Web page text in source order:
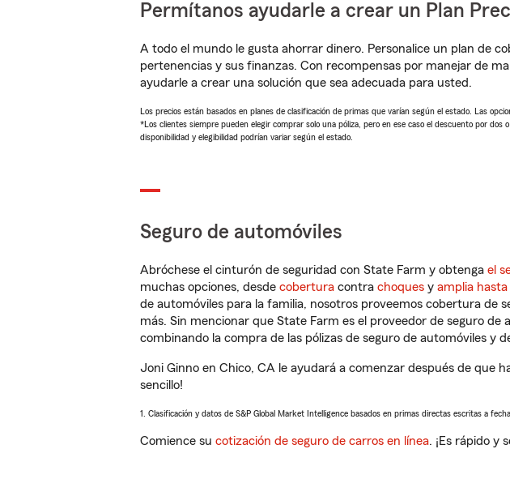
Permítanos ayudarle a crear un Plan
A todo el mundo le gusta ahorrar dinero. Personalice un plan de
pertenencias y sus finanzas. Con recompensas por manejar de
ayudarle a crear una solución que sea adecuada para usted.
Los precios están basados en planes de clasificación de primas que varían según el estado. Las
*Los clientes siempre pueden elegir comprar solo una póliza, pero en ese caso el descuento por
disponibilidad y elegibilidad podrían variar según el estado.
Seguro de automóviles
Abróchese el cinturón de seguridad con State Farm y obtenga el
muchas opciones, desde cobertura contra choques y amplia
de automóviles para la familia, nosotros proveemos cobertura de
más. Sin mencionar que State Farm es el proveedor de seguro de
combinando la compra de las pólizas de seguro de automóviles y
Joni Ginno en Chico, CA le ayudará a comenzar después de que
sencillo!
1. Clasificación y datos de S&P Global Market Intelligence basados en primas directas escritas a
Comience su cotización de seguro de carros en línea. ¡Es rápido y